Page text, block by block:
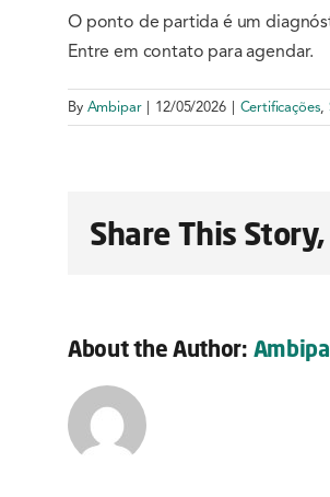
O ponto de partida é um
Entre em contato para agendar.
By Ambipar 12/05/2026 Certificações,
Share This
About the Author: